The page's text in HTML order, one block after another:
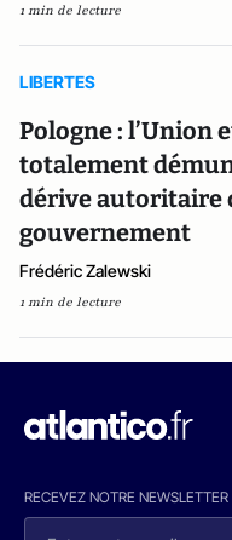
1 min de lecture
LIBERTES
Pologne : l’Union
totalement
dérive autoritaire
gouvernement
Frédéric Zalewski
1 min de lecture
RECEVEZ NOTRE NEWSLETTER